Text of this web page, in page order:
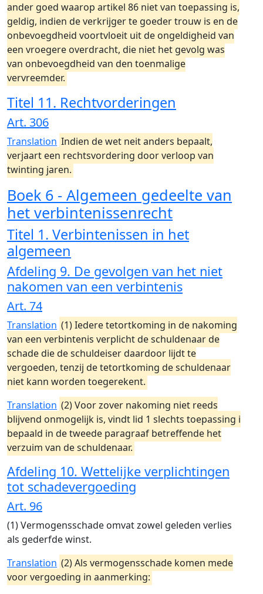
ander goed waarop artikel 86 niet van toepassing is,
geldig, indien de verkrijger te goeder trouw is en de
onbevoegdheid voortvloeit uit de ongeldigheid van
een vroegere overdracht, die niet het gevolg was
van onbevoegdheid van den toenmalige
vervreemder.
Titel 11. Rechtvorderingen
Art. 306
Translation Indien de wet neit anders bepaalt,
verjaart een rechtsvordering door verloop van
twinting jaren.
Boek 6 - Algemeen gedeelte van
het verbintenissenrecht
Titel 1. Verbintenissen in het
algemeen
Afdeling 9. De gevolgen van het niet
nakomen van een verbintenis
Art. 74
Translation (1) Iedere tetortkoming in de nakoming
van een verbintenis verplicht de schuldenaar de
schade die de schuldeiser daardoor lijdt te
vergoeden, tenzij de tetortkoming de schuldenaar
niet kann worden toegerekent.
Translation (2) Voor zover nakoming niet reeds
blijvend onmogelijk is, vindt lid 1 slechts toepassing i
bepaald in de tweede paragraaf betreffende het
verzuim van de schuldenaar.
Afdeling 10. Wettelijke verplichtingen
tot schadevergoeding
Art. 96
(1) Vermogensschade omvat zowel geleden verlies
als gederfde winst.
Translation (2) Als vermogensschade komen mede
voor vergoeding in aanmerking: